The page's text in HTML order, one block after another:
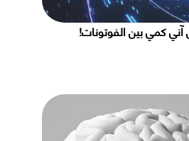
آني كمي بين الفوتونات!